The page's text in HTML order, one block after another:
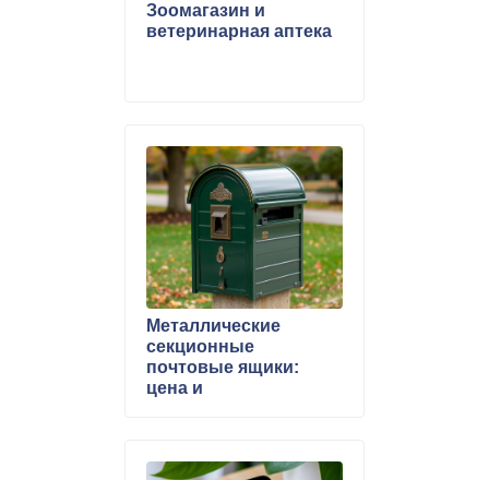
Зоомагазин и
ветеринарная аптека
Металлические
секционные
почтовые ящики:
цена и